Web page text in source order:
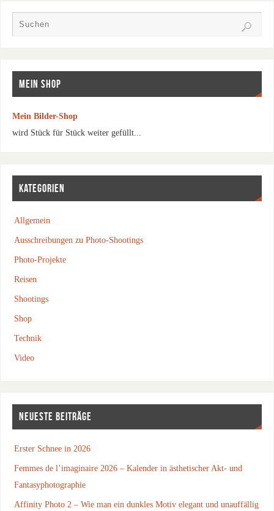
MEIN SHOP
Mein Bilder-Shop
wird Stück für Stück weiter gefüllt...
KATEGORIEN
Allgemein
Ausschreibungen zu Photo-Shootings
Photo-Projekte
Reisen
Shootings
Shop
Technik
Video
NEUESTE BEITRÄGE
Erster Schnee in 2026
Femmes de l’imaginaire 2026 – Kalender in ästhetischer Akt- und
Fantasyphotographie
Affinity Photo 2 – Wie man ein dunkles Motiv elegant und unauffällig